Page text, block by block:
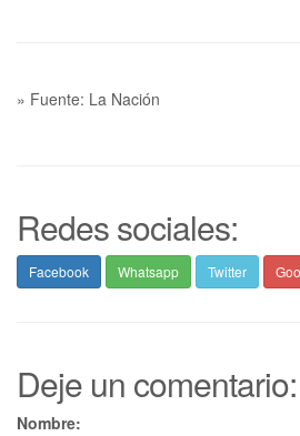
» Fuente: La Nación
Redes sociales:
Facebook Whatsapp Twitter
Deje un comentario:
Nombre: